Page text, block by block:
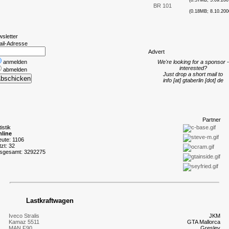
Adresse
anmelden
abmelden
1106
32
3292275
BR 101
(0.18MB;
Advert
We're looking for a sponsor -
interested?
Just drop a short mail to
info [at] gtaberlin [dot] de
Partner
Lastkraftwagen
JKM
Iveco Stralis
GTA Mallorca
Kamaz 5511